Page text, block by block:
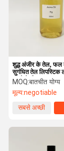
शुद्ध अंजीर के तेल, फल
सुगंधित तेल लिपस्टिक
बनाने के लिए
MOQ:बातचीत योग्य
मूल्य:negotiable
सबसे अच्छी